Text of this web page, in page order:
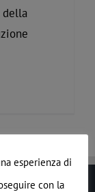
della
esperienza di
con la